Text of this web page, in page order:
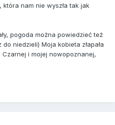
nam nie wyszła tak jak
pogoda można powiedzieć też
niedzieli) Moja kobieta złapała
i mojej nowopoznanej,